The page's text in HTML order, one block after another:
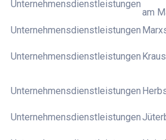
Unternehmensdienstleistungen
am
Unternehmensdienstleistungen
Unternehmensdienstleistungen
Unternehmensdienstleistungen
Unternehmensdienstleistungen